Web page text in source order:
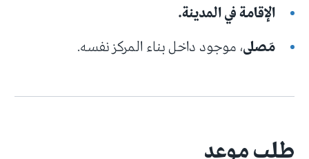
الإقامة في المدينة.
مَصلى، موجود داخل بناء المركز نفسه.
طلب موعد